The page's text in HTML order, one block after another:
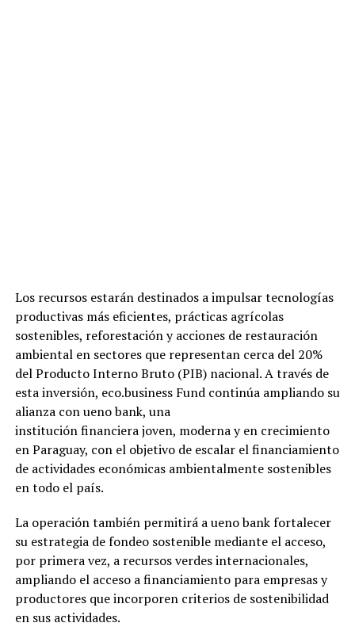
Los recursos estarán destinados a impulsar tecnologías
productivas más eficientes, prácticas agrícolas
sostenibles, reforestación y acciones de restauración
ambiental en sectores que representan cerca del 20%
del Producto Interno Bruto (PIB) nacional. A través de
esta inversión, eco.business Fund continúa ampliando su
alianza con ueno bank, una
institución financiera joven, moderna y en crecimiento
en Paraguay, con el objetivo de escalar el financiamiento
de actividades económicas ambientalmente sostenibles
en todo el país.
La operación también permitirá a ueno bank fortalecer
su estrategia de fondeo sostenible mediante el acceso,
por primera vez, a recursos verdes internacionales,
ampliando el acceso a financiamiento para empresas y
productores que incorporen criterios de sostenibilidad
en sus actividades.